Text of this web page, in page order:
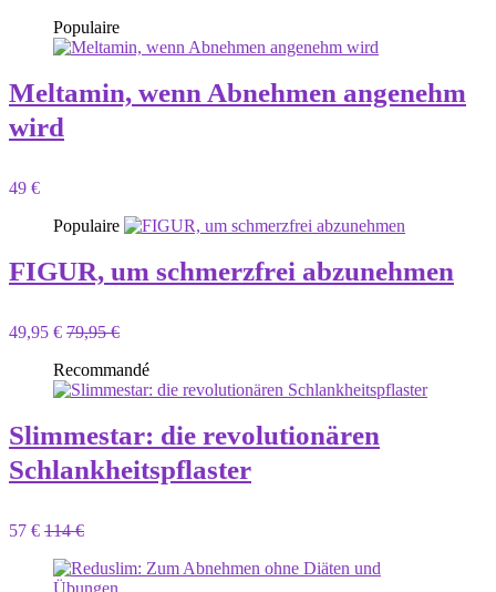
Populaire
Meltamin, wenn Abnehmen angenehm
wird
49 €
Populaire
FIGUR, um schmerzfrei abzunehmen
49,95 € 79,95 €
Recommandé
Slimmestar: die revolutionären
Schlankheitspflaster
57 € 114 €